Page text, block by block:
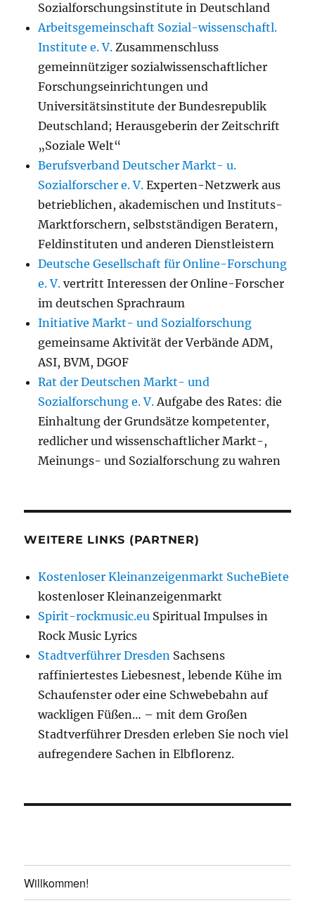
Sozialforschungsinstitute in Deutschland
Arbeitsgemeinschaft Sozial-wissenschaftl.
Institute e. V. Zusammenschluss
gemeinnütziger sozialwissenschaftlicher
Forschungseinrichtungen und
Universitätsinstitute der Bundesrepublik
Deutschland; Herausgeberin der Zeitschrift
„Soziale Welt“
Berufsverband Deutscher Markt- u.
Sozialforscher e. V. Experten-Netzwerk aus
betrieblichen, akademischen und Instituts-
Marktforschern, selbstständigen Beratern,
Feldinstituten und anderen Dienstleistern
Deutsche Gesellschaft für Online-Forschung
e. V. vertritt Interessen der Online-Forscher
im deutschen Sprachraum
Initiative Markt- und Sozialforschung
gemeinsame Aktivität der Verbände ADM,
ASI, BVM, DGOF
Rat der Deutschen Markt- und
Sozialforschung e. V.Aufgabe des Rates: die
Einhaltung der Grundsätze kompetenter,
redlicher und wissenschaftlicher Markt-,
Meinungs- und Sozialforschung zu wahren
WEITERE LINKS (PARTNER)
Kostenloser Kleinanzeigenmarkt SucheBiete
kostenloser Kleinanzeigenmarkt
Spirit-rockmusic.eu Spiritual Impulses in
Rock Music Lyrics
Stadtverführer Dresden Sachsens
raffiniertestes Liebesnest, lebende Kühe im
Schaufenster oder eine Schwebebahn auf
wackligen Füßen… – mit dem Großen
Stadtverführer Dresden erleben Sie noch viel
aufregendere Sachen in Elbflorenz.
Willkommen!